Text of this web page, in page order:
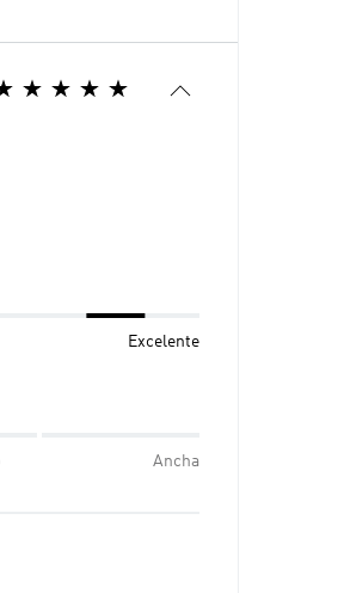
Excelente
Ancha